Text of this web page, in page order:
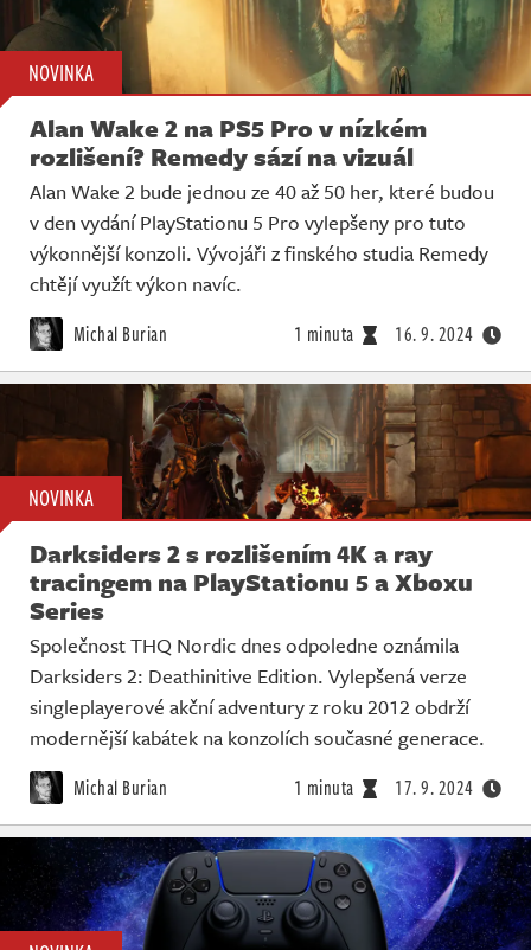
NOVINKA
Alan Wake 2 na PS5 Pro v nízkém
rozlišení? Remedy sází na vizuál
Alan Wake 2 bude jednou ze 40 až 50 her, které budou
v den vydání PlayStationu 5 Pro vylepšeny pro tuto
výkonnější konzoli. Vývojáři z finského studia Remedy
chtějí využít výkon navíc.
Michal Burian 1 minuta 16. 9. 2024
NOVINKA
Darksiders 2 s rozlišením 4K a ray
tracingem na PlayStationu 5 a Xboxu
Series
Společnost THQ Nordic dnes odpoledne oznámila
Darksiders 2: Deathinitive Edition. Vylepšená verze
singleplayerové akční adventury z roku 2012 obdrží
modernější kabátek na konzolích současné generace.
Michal Burian 1 minuta 17. 9. 2024